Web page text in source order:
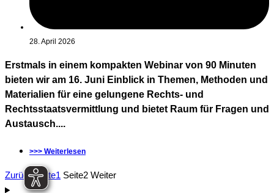
28. April 2026
Erstmals in einem kompakten Webinar von 90 Minuten
bieten wir am 16. Juni Einblick in Themen, Methoden und
Materialien für eine gelungene Rechts- und
Rechtsstaatsvermittlung und bietet Raum für Fragen und
Austausch....
>>> Weiterlesen
Zurück Seite1 Seite2 Weiter